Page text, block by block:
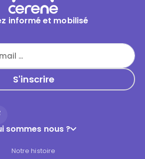
informé et mobilisé
sommes nous ?
Notre histoire